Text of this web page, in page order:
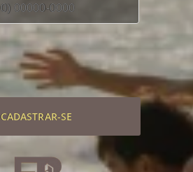
CADASTRAR-SE